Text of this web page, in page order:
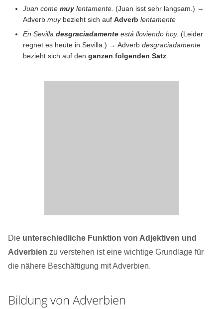
Juan come muy lentamente. (Juan isst sehr langsam.) →
Adverb muybezieht sich auf Adverb lentamente
En Sevilla desgraciadamente está lloviendo hoy. (Leider
regnet es heute in Sevilla.) → Adverb desgraciadamente
bezieht sich auf den ganzen folgenden Satz
Die unterschiedliche Funktion von Adjektiven und
Adverbien zu verstehen ist eine wichtige Grundlage für
die nähere Beschäftigung mit Adverbien.
Bildung von Adverbien